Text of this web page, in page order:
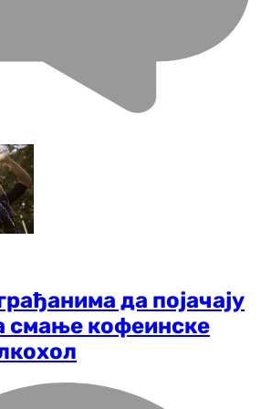
да појачају
смање кофеинске